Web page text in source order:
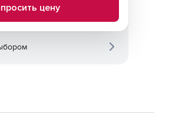
цену